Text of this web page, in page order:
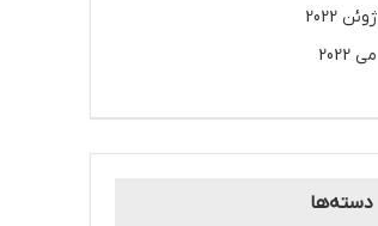
ژوئن 2022
می 2022
دسته‌ها